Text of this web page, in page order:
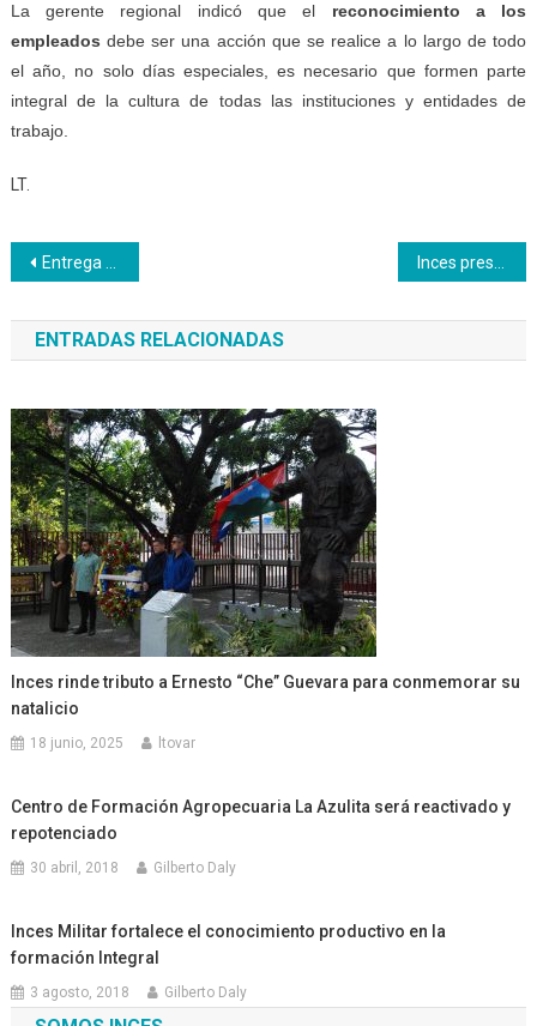
La gerente regional indicó que el reconocimiento a los
empleados debe ser una acción que se realice a lo largo de todo
el año, no solo días especiales, es necesario que formen parte
integral de la cultura de todas las instituciones y entidades de
trabajo.
LT.
Navegación
de
entradas
Entrega de botones por años de servicio a trabajadores de Inces Yaracuy Inces presente en la Fitven 2018 con su franquicia Wadäka
ENTRADAS RELACIONADAS
Inces rinde tributo a Ernesto “Che” Guevara para conmemorar su
natalicio
18 junio, 2025 ltovar
Centro de Formación Agropecuaria La Azulita será reactivado y
repotenciado
30 abril, 2018 Gilberto Daly
Inces Militar fortalece el conocimiento productivo en la
formación Integral
3 agosto, 2018 Gilberto Daly